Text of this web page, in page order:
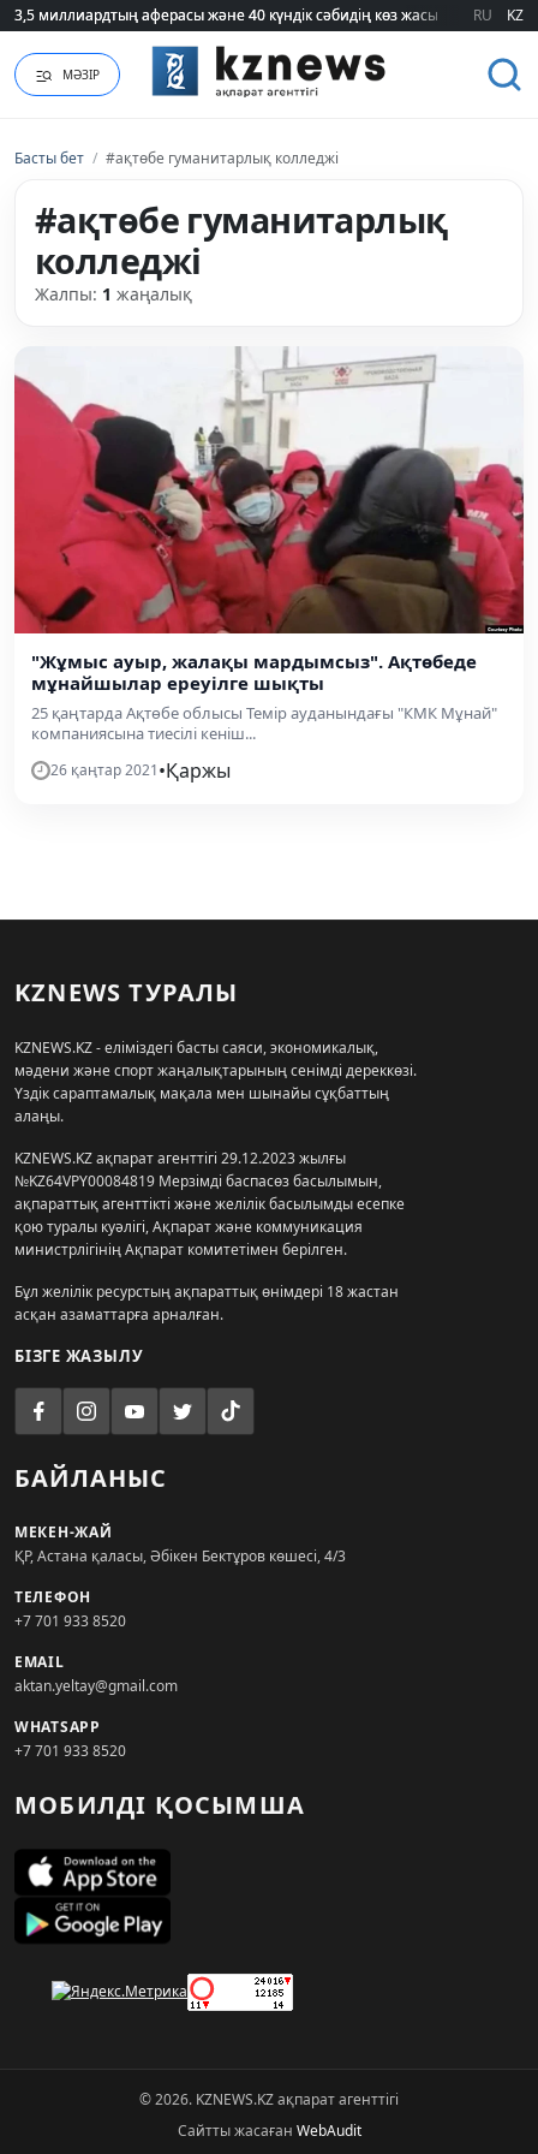
3,5 миллиардтың аферасы және 40 күндік сәбидің көз жасы:
3,5 миллиардтың аферасы және 40 күндік сәбидің көз жасы: RU KZ
МӘЗІР
Басты бет / #ақтөбе гуманитарлық колледжі
#ақтөбе гуманитарлық
колледжі
Жалпы: 1 жаңалық
"Жұмыс ауыр, жалақы мардымсыз". Ақтөбеде
мұнайшылар ереуілге шықты
25 қаңтарда Ақтөбе облысы Темір ауданындағы "КМК Мұнай"
компаниясына тиесілі кеніш...
26 қаңтар 2021•Қаржы
KZNEWS ТУРАЛЫ
KZNEWS.KZ - еліміздегі басты саяси, экономикалық,
мәдени және спорт жаңалықтарының сенімді дереккөзі.
Үздік сараптамалық мақала мен шынайы сұқбаттың
алаңы.
KZNEWS.KZ ақпарат агенттігі 29.12.2023 жылғы
№KZ64VPY00084819 Мерзімді баспасөз басылымын,
ақпараттық агенттікті және желілік басылымды есепке
қою туралы куәлігі, Ақпарат және коммуникация
министрлігінің Ақпарат комитетімен берілген.
Бұл желілік ресурстың ақпараттық өнімдері 18 жастан
асқан азаматтарға арналған.
БІЗГЕ ЖАЗЫЛУ
БАЙЛАНЫС
МЕКЕН-ЖАЙ
ҚР, Астана қаласы, Әбікен Бектұров көшесі, 4/3
ТЕЛЕФОН
+7 701 933 8520
EMAIL
aktan.yeltay@gmail.com
WHATSAPP
+7 701 933 8520
МОБИЛДІ ҚОСЫМША
© 2026. KZNEWS.KZ ақпарат агенттігі
Сайтты жасаған WebAudit